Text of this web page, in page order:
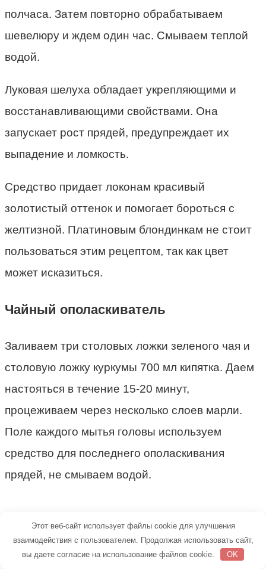
полчаса. Затем повторно обрабатываем
шевелюру и ждем один час. Смываем теплой
водой.
Луковая шелуха обладает укрепляющими и
восстанавливающими свойствами. Она
запускает рост прядей, предупреждает их
выпадение и ломкость.
Средство придает локонам красивый
золотистый оттенок и помогает бороться с
желтизной. Платиновым блондинкам не стоит
пользоваться этим рецептом, так как цвет
может исказиться.
Чайный ополаскиватель
Заливаем три столовых ложки зеленого чая и
столовую ложку куркумы 700 мл кипятка. Даем
настояться в течение 15-20 минут,
процеживаем через несколько слоев марли.
Поле каждого мытья головы используем
средство для последнего ополаскивания
прядей, не смываем водой.
удаления краски для волос с кожи
Этот веб-сайт использует файлы cookie для улучшения
взаимодействия с пользователем. Продолжая использовать сайт,
вы даете согласие на использование файлов cookie.
OK